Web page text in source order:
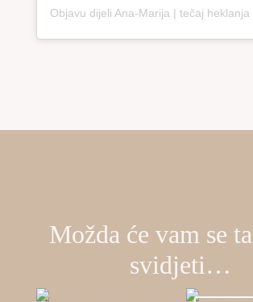
Možda će vam se
svidjeti…